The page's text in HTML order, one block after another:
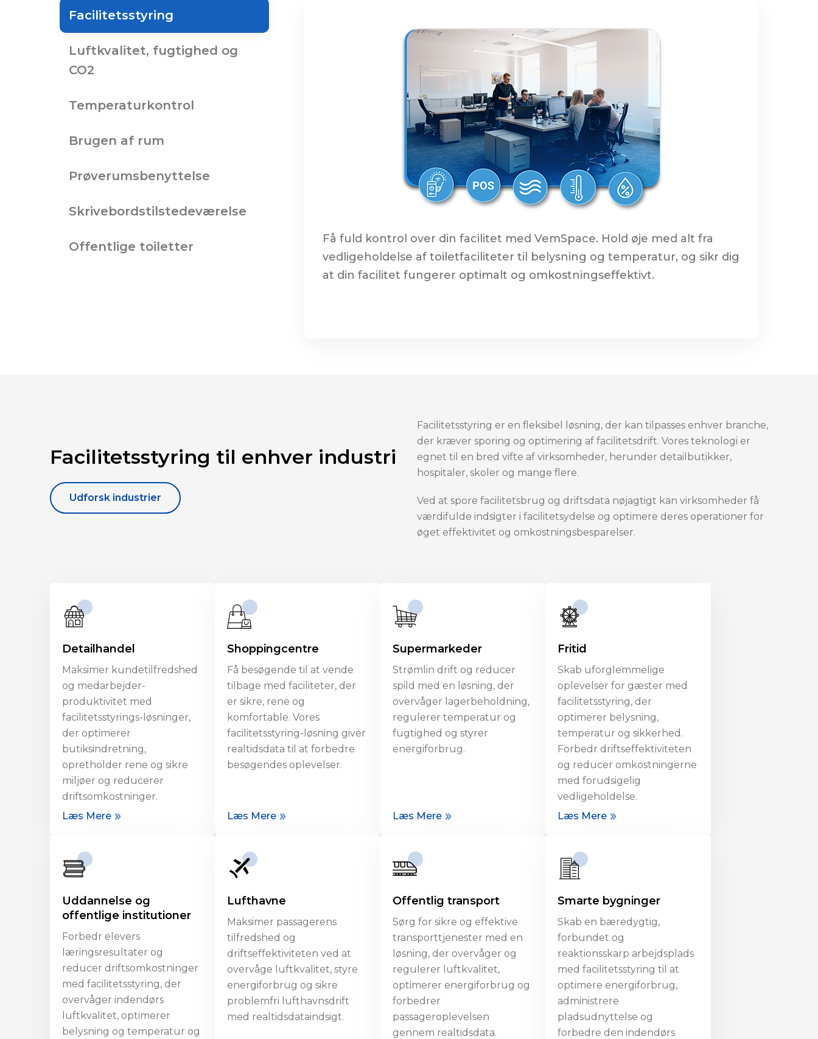
Facilitetsstyring
Luftkvalitet, fugtighed og
CO2
Temperaturkontrol
Brugen af rum
Prøverumsbenyttelse
Skrivebordstilstedeværelse
Offentlige toiletter
Få fuld kontrol over din facilitet med VemSpace. Hold øje med alt fra
vedligeholdelse af toiletfaciliteter til belysning og temperatur, og sikr dig
at din facilitet fungerer optimalt og omkostningseffektivt.
Facilitetsstyring til enhver industri
Udforsk industrier
Facilitetsstyring er en fleksibel løsning, der kan tilpasses enhver branche,
der kræver sporing og optimering af facilitetsdrift. Vores teknologi er
egnet til en bred vifte af virksomheder, herunder detailbutikker,
hospitaler, skoler og mange flere.
Ved at spore facilitetsbrug og driftsdata nøjagtigt kan virksomheder få
værdifulde indsigter i facilitetsydelse og optimere deres operationer for
øget effektivitet og omkostningsbesparelser.
Detailhandel
Maksimer kundetilfredshed
og medarbejder-
produktivitet med
facilitetsstyrings-løsninger,
der optimerer
butiksindretning,
opretholder rene og sikre
miljøer og reducerer
driftsomkostninger.
Læs Mere
Shoppingcentre
Få besøgende til at vende
tilbage med faciliteter, der
er sikre, rene og
komfortable. Vores
facilitetsstyring-løsning giver
realtidsdata til at forbedre
besøgendes oplevelser.
Læs Mere
Supermarkeder
Strømlin drift og reducer
spild med en løsning, der
overvåger lagerbeholdning,
regulerer temperatur og
fugtighed og styrer
energiforbrug.
Læs Mere
Fritid
Skab uforglemmelige
oplevelser for gæster med
facilitetsstyring, der
optimerer belysning,
temperatur og sikkerhed.
Forbedr driftseffektiviteten
og reducer omkostningerne
med forudsigelig
vedligeholdelse.
Læs Mere
Uddannelse og
offentlige institutioner
Forbedr elevers
læringsresultater og
reducer driftsomkostninger
med facilitetsstyring, der
overvåger indendørs
luftkvalitet, optimerer
belysning og temperatur og
Lufthavne
Maksimer passagerens
tilfredshed og
driftseffektiviteten ved at
overvåge luftkvalitet, styre
energiforbrug og sikre
problemfri lufthavnsdrift
med realtidsdataindsigt.
Offentlig transport
Sørg for sikre og effektive
transporttjenester med en
løsning, der overvåger og
regulerer luftkvalitet,
optimerer energiforbrug og
forbedrer
passageroplevelsen
gennem realtidsdata.
Smarte bygninger
Skab en bæredygtig,
forbundet og
reaktionsskarp arbejdsplads
med facilitetsstyring til at
optimere energiforbrug,
administrere
pladsudnyttelse og
forbedre den indendørs